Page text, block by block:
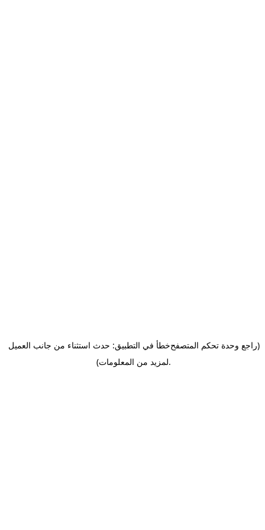
خطأ في التطبيق: حدث استثناء من جانب العميل(راجع وحدة تحكم المتصفح
لمزيد من المعلومات).